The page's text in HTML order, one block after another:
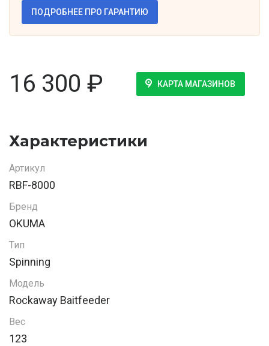
ПОДРОБНЕЕ ПРО ГАРАНТИЮ
16 300 ₽ КАРТА МАГАЗИНОВ
Характеристики
Артикул
RBF-8000
Бренд
OKUMA
Тип
Spinning
Модель
Rockaway Baitfeeder
Вес
123